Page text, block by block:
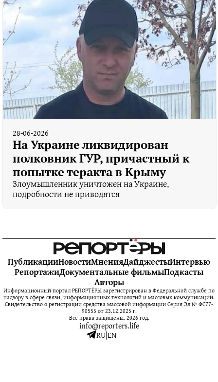
28-06-2026
На Украине ликвидирован
полковник ГУР, причастный к
попытке теракта в Крыму
Злоумышленник уничтожен на Украине,
подробности не приводятся
ПубликацииНовостиМненияДайджестыИнтервью
РепортажиДокументальные фильмыПодкасты
Авторы
Информационный портал РЕПОРТЁРЫ зарегистрирован в Федеральной службе по
надзору в сфере связи, информационных технологий и массовых коммуникаций.
Свидетельство о регистрации средства массовой информации Серия Эл № ФС77-
90555 от 23.12.2025 г.
Все права защищены. 2026 год.
info@reporters.life
RU|EN